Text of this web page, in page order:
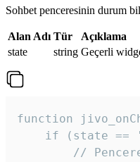
Sohbet penceresinin durum
Alan Adı Tür
Açıklama
state
string Geçerli
function
if (state ==
//